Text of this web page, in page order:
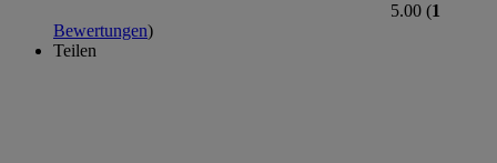
5.00 (1
Bewertungen)
Teilen